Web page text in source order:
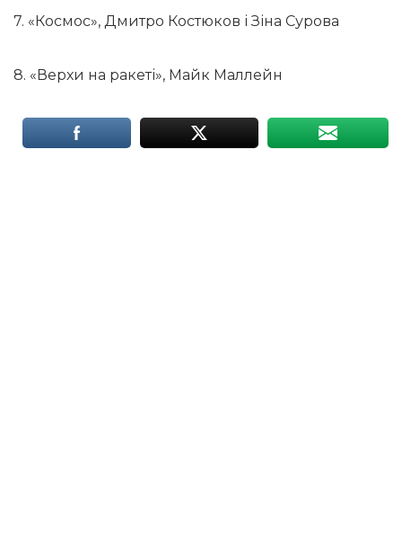
7. «Космос», Дмитро Костюков і Зіна Сурова
8. «Верхи на ракеті», Майк Маллейн